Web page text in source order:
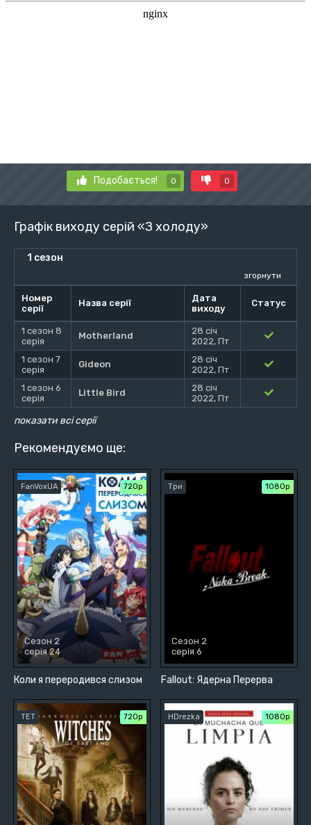
Подобається! 0 0
Графік виходу серій «З холоду»
1 сезон
згорнути
Номер
серії
Назва серії
Дата
виходу
Статус
1 сезон 8
серія
Motherland
28 січ
2022, Пт
1 сезон 7
серія
Gideon
28 січ
2022, Пт
1 сезон 6
серія
Little Bird
28 січ
2022, Пт
показати всі серії
Рекомендуємо ще:
Коли я переродився слизом
FanVoxUA 720р
Сезон 2
серія 24
Fallout: Ядерна Перерва
Три 1080p
Сезон 2
серія 6
ТЕТ 720р HDrezka 1080p